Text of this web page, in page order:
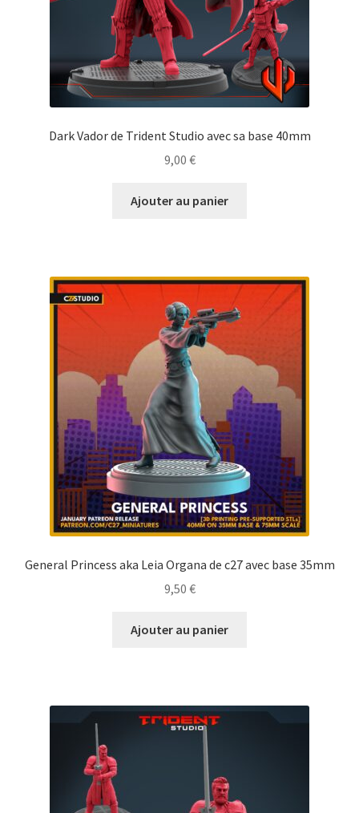
Dark Vador de Trident Studio avec sa base 40mm
9,00 €
Ajouter au panier
General Princess aka Leia Organa de c27 avec base 35mm
9,50 €
Ajouter au panier